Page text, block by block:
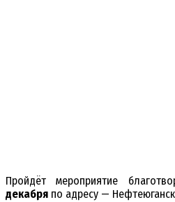
Пройдёт мероприятие
декабря по адресу —